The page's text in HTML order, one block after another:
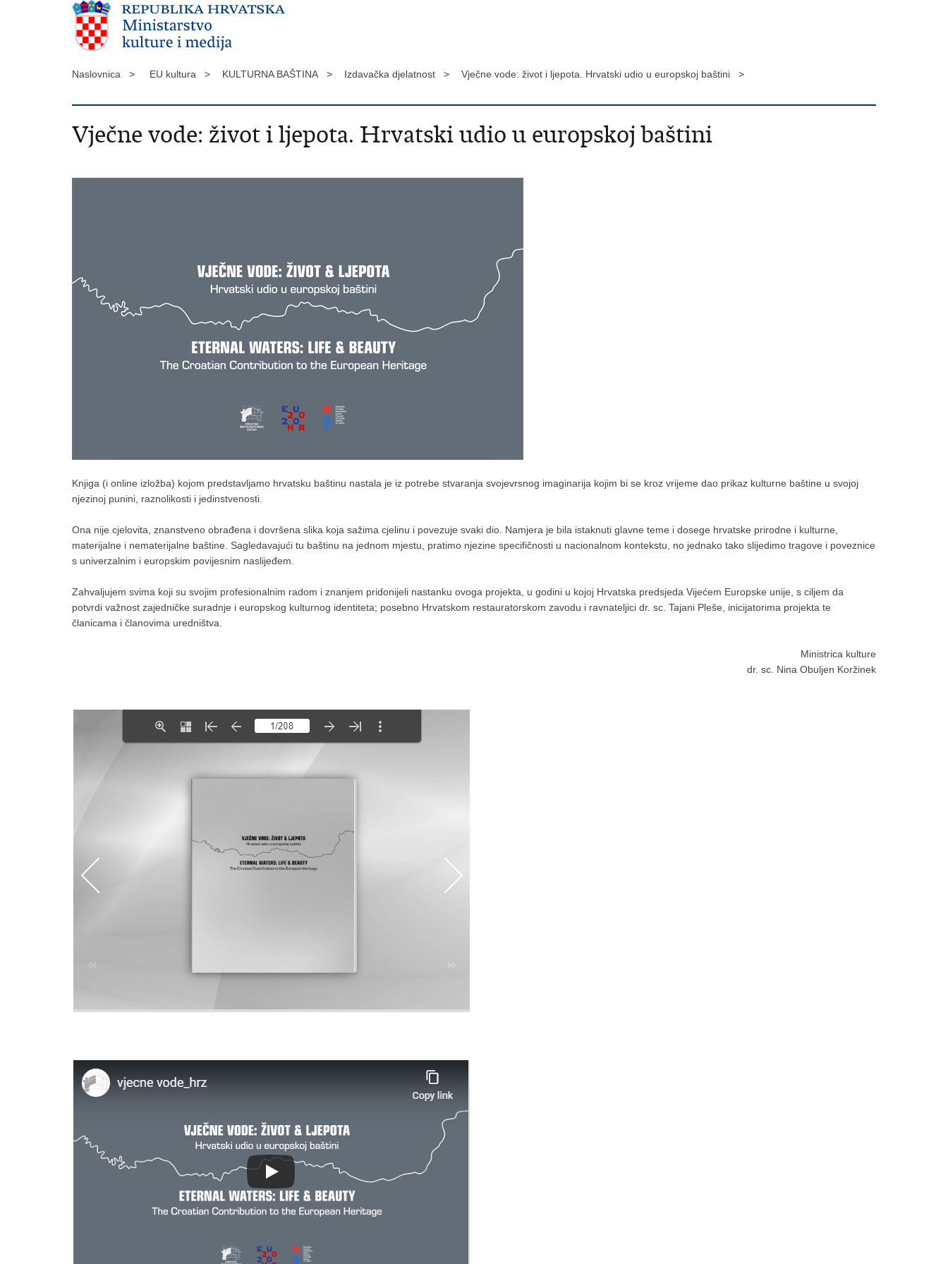
Naslovnica > EU kultura > KULTURNA BAŠTINA > Izdavačka djelatnost > Vječne vode: život i ljepota. Hrvatski udio u europskoj baštini >
Vječne vode: život i ljepota. Hrvatski udio u europskoj baštini
Knjiga (i online izložba) kojom predstavljamo hrvatsku baštinu nastala je iz potrebe stvaranja svojevrsnog imaginarija kojim bi se kroz vrijeme dao prikaz kulturne baštine u svojoj
njezinoj punini, raznolikosti i jedinstvenosti.
Ona nije cjelovita, znanstveno obrađena i dovršena slika koja sažima cjelinu i povezuje svaki dio. Namjera je bila istaknuti glavne teme i dosege hrvatske prirodne i kulturne,
materijalne i nematerijalne baštine. Sagledavajući tu baštinu na jednom mjestu, pratimo njezine specifičnosti u nacionalnom kontekstu, no jednako tako slijedimo tragove i poveznice
s univerzalnim i europskim povijesnim naslijeđem.
Zahvaljujem svima koji su svojim profesionalnim radom i znanjem pridonijeli nastanku ovoga projekta, u godini u kojoj Hrvatska predsjeda Vijećem Europske unije, s ciljem da
potvrdi važnost zajedničke suradnje i europskog kulturnog identiteta; posebno Hrvatskom restauratorskom zavodu i ravnateljici dr. sc. Tajani Pleše, inicijatorima projekta te
članicama i članovima uredništva.
Ministrica kulture
dr. sc. Nina Obuljen Koržinek